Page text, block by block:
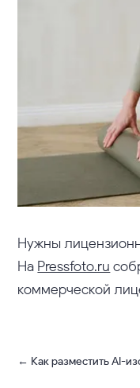
Нужны
На Pressfoto.ru
коммерческой
← Как разместить AI-